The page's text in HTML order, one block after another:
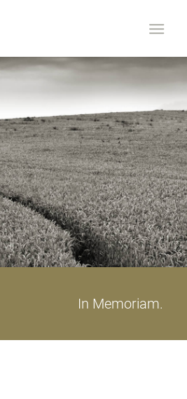
In Memoriam.